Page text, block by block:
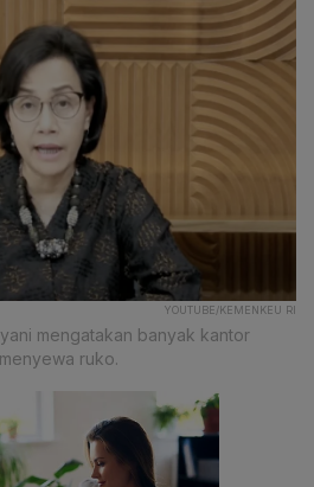
YOUTUBE/KEMENKEU RI
mengatakan banyak kantor
ruko.